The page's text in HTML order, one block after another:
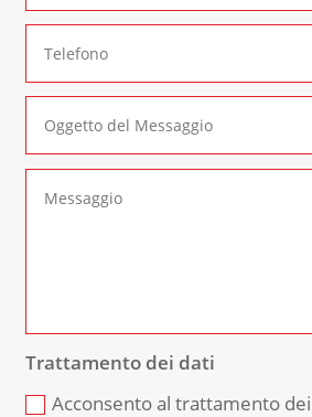
Trattamento dei dati
Acconsento al trattamento